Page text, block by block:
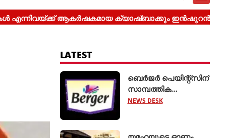
LATEST
ബെർജർ പെയിന്റ്സിന്
സാമ്പത്തിക
വർഷത്തിന്റെ ആദ്യ
NEWS DESK